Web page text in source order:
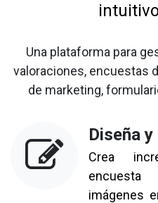
Una plataforma para
valoraciones, encuestas
de marketing,
Diseña
Crea
imágenes